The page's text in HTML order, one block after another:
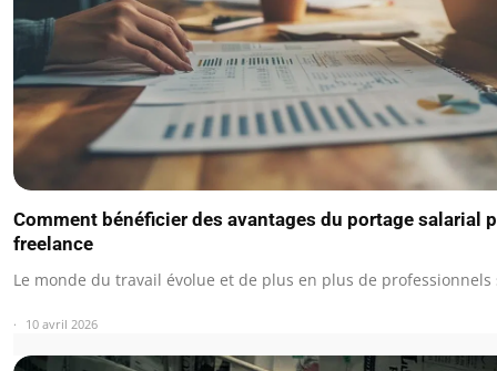
Comment bénéficier des avantages du portage salarial
freelance
Le monde du travail évolue et de plus en plus de
10 avril 2026